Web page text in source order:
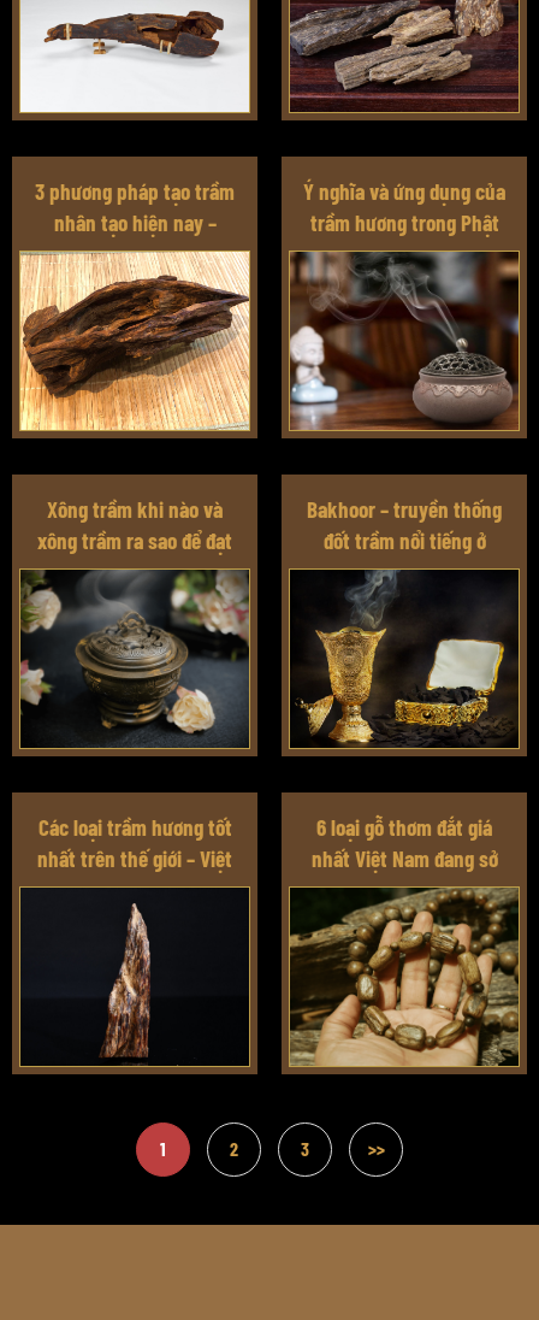
3 phương pháp tạo trầm
nhân tạo hiện nay –
phương pháp nào là tối
ưu?
Ý nghĩa và ứng dụng của
trầm hương trong Phật
giáo, Thiên Chúa giáo và
Hồi giáo
Xông trầm khi nào và
xông trầm ra sao để đạt
hiệu quả tốt nhất?
Bakhoor – truyền thống
đốt trầm nổi tiếng ở
Trung Đông
Các loại trầm hương tốt
nhất trên thế giới – Việt
Nam có mấy loại?
6 loại gỗ thơm đắt giá
nhất Việt Nam đang sở
hữu – hạng đặc biệt được
cả thế giới săn lùng
1 2 3 >>